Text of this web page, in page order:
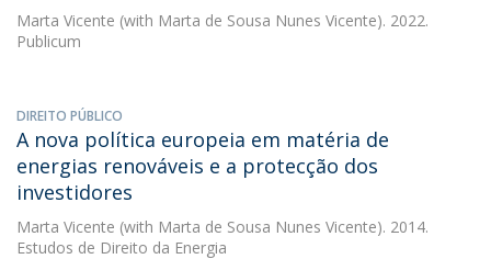
Marta Vicente (with Marta de Sousa Nunes Vicente). 2022.
Publicum
DIREITO PÚBLICO
A nova política europeia em matéria de
energias renováveis e a protecção dos
investidores
Marta Vicente (with Marta de Sousa Nunes Vicente). 2014.
Estudos de Direito da Energia